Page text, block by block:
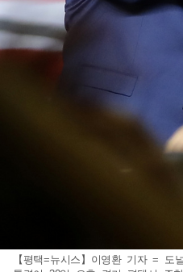
【평택=뉴시스】이영환 기자 = 도